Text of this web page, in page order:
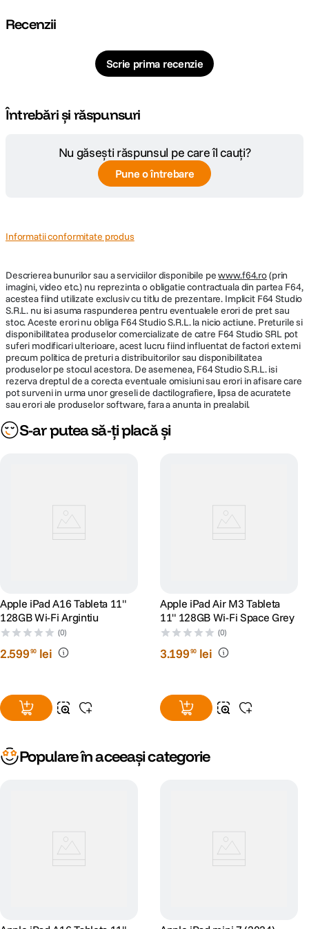
Cipul M3proiectat de Apple dispune de un procesor cu
cu pana la 40% mai rapide fata de iPad Air cu cip M1, introducand Dynamic
Caching, ray tracing si mesh shading accelerate hardware, pentru imagini,
videoclipuri si grafica de o claritate uimitoare.
Tools si Image Wand din aplicatia Notes, faciliteaza luarea notitelor
asistata de AI in Goodnotes 6, imbunatateste editarea video in Final Cut
Pro pentru iPad si optimizeaza analiza profesionala a filmarilor in Onform:
Video Analysis App.
personala care te ajuta sa scrii, sa te exprimi si sa lucrezi fara efort. Cu
protectii avansate de confidentialitate, iti asigura linistea ca datele tale
Recenzii
Scrie prima recenzie
Întrebări și răspunsuri
Nu găsești răspunsul pe care îl cauți?
Pune o întrebare
Informatii conformitate produs
Descrierea bunurilor sau a serviciilor disponibile pewww.f64.ro(prin
imagini, video etc.) nu reprezinta o obligatie contractuala din partea F64,
acestea fiind utilizate exclusiv cu titlu de prezentare. Implicit F64 Studio
S.R.L. nu isi asuma raspunderea pentru eventualele erori de pret sau
stoc. Aceste erori nu obliga F64 Studio S.R.L. la nicio actiune. Preturile si
disponibilitatea produselor comercializate de catre F64 Studio SRL pot
suferi modificari ulterioare, acest lucru fiind influentat de factori externi
precum politica de preturi a distribuitorilor sau disponibilitatea
produselor pe stocul acestora. De asemenea, F64 Studio S.R.L. isi
rezerva dreptul de a corecta eventuale omisiuni sau erori in afisare care
pot surveni in urma unor greseli de dactilografiere, lipsa de acuratete
sau erori ale produselor software, fara a anunta in prealabil.
S-ar putea să-ți placă și
Apple iPad A16 Tableta 11"
128GB Wi-Fi Argintiu
(0)
2.59990 lei
Apple iPad Air M3 Tableta
11" 128GB Wi-Fi Space Grey
(0)
3.19990 lei
Populare în aceeași categorie